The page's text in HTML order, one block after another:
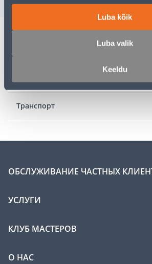
Luba kõik
Luba valik
Keeldu
Транспорт
ОБСЛУЖИВАНИЕ ЧАСТНЫХ
УСЛУГИ
КЛУБ МАСТЕРОВ
О НАС